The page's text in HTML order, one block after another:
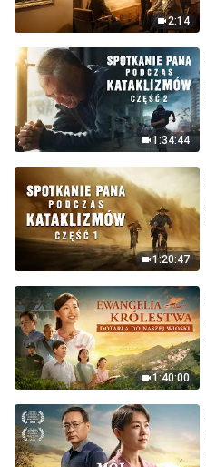
2:14
1:34:44
1:20:47
1:40:00